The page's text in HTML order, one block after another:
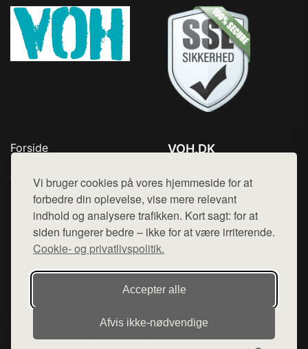
Vi bruger cookies på vores hjemmeside for at
forbedre din oplevelse, vise mere relevant
indhold og analysere trafikken. Kort sagt: for at
siden fungerer bedre – ikke for at være irriterende.
Cookie- og privatlivspolitik.
Accepter alle
Afvis ikke‑nødvendige
Forside
Top Rabatter
Kontakt
VOH.DK
Mail: hej@want.dk
Cookie- og privatlivspolitik
Denne side er en del af want.dk, der udgiver en række
hjemmesider med præsentation af forskellige produkter fra
diverse webshops. Der sælges ikke varer fra denne side - vi
henviser til de shops, som sælger varen. Vi har heller ikke